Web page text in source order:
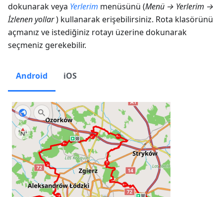
dokunarak veya Yerlerim menüsünü (Menü → Yerlerim →
İzlenen yollar) kullanarak erişebilirsiniz. Rota klasörünü
açmanız ve istediğiniz rotayı üzerine dokunarak
seçmeniz gerekebilir.
Android iOS